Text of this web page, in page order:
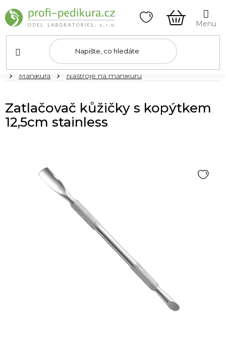
na
obsah
NÁKUPNÍ
KOŠÍK
DomůManikúra Nástroje na manikúru
Zatlačovač kůžičky s kopýtkem
12,5cm stainless